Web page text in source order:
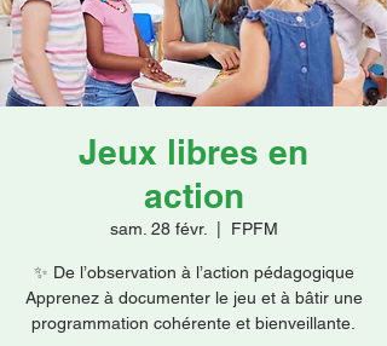
Faire un don
Jeux libres en
action
sam. 28 févr. FPFM
✨ De l’observation à l’action pédagogique
Apprenez à documenter le jeu et à bâtir une
programmation cohérente et bienveillante.